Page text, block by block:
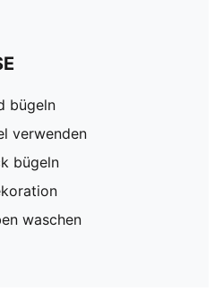
bügeln
verwenden
bügeln
waschen